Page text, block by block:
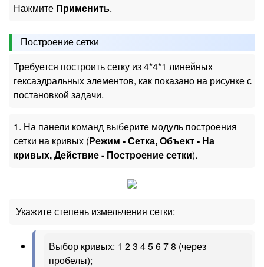
Нажмите Применить.
Построение сетки
Требуется построить сетку из 4*4*1 линейных
гексаэдральных элементов, как показано на рисунке с
постановкой задачи.
1. На панели команд выберите модуль построения
сетки на кривых (Режим - Сетка, Объект - На
кривых, Действие - Построение сетки).
Укажите степень измельчения сетки:
Выбор кривых: 1 2 3 4 5 6 7 8 (через
пробелы);